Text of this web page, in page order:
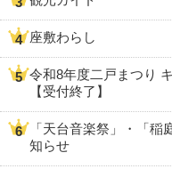
座敷わらし
令和8年度二戸まつり
【受付終了】
「天台音楽祭」・「
知らせ